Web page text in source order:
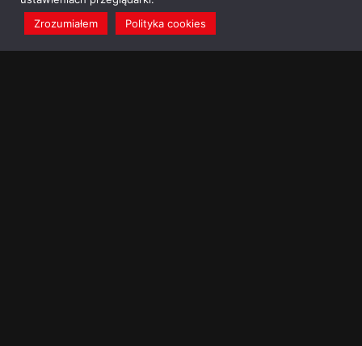
Zrozumiałem
Polityka cookies